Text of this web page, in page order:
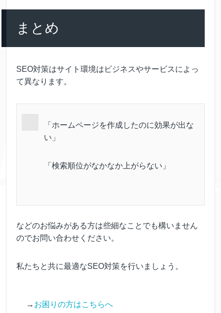
まとめ
SEO対策はサイト環境はビジネスやサービスによっ
て異なります。
「ホームページを作成したのに効果が出な
い」
「検索順位がなかなか上がらない」
などのお悩みがある方は些細なことでも構いません
のでお問い合わせください。
私たちと共に最適なSEO対策を行いましょう。
→ お困りの方はこちらへ